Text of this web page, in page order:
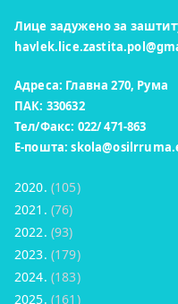
Лице задужено за
Адреса: Главна 270, Рума
ПАК: 330632
Тел/Факс: 022/ 471-863
Е-пошта:
2020. (105)
2021. (76)
2022. (93)
2023. (179)
2024. (183)
2025. (161)